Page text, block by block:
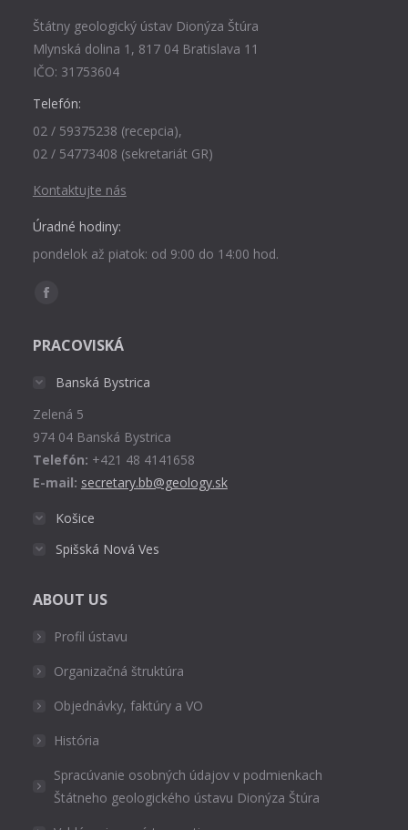
Štátny geologický ústav Dionýza Štúra
Mlynská dolina 1, 817 04 Bratislava 11
IČO: 31753604
Telefón:
02 / 59375238 (recepcia),
02 / 54773408 (sekretariát GR)
Kontaktujte nás
Úradné hodiny:
pondelok až piatok: od 9:00 do 14:00 hod.
Find us on:
Facebook
opens
window
PRACOVISKÁ
Banská Bystrica
Zelená 5
974 04 Banská Bystrica
Telefón: +421 48 4141658
E-mail: secretary.bb@geology.sk
Košice
Spišská Nová Ves
ABOUT US
Profil ústavu
Organizačná štruktúra
Objednávky, faktúry a VO
História
Spracúvanie osobných údajov v podmienkach
Štátneho geologického ústavu Dionýza Štúra